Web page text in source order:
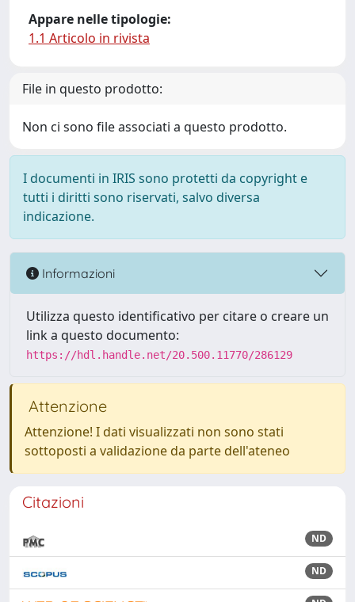
Appare nelle tipologie:
1.1 Articolo in rivista
File in questo prodotto:
Non ci sono file associati a questo prodotto.
I documenti in IRIS sono protetti da copyright e
tutti i diritti sono riservati, salvo diversa
indicazione.
Informazioni
Utilizza questo identificativo per citare o creare un
link a questo documento:
https://hdl.handle.net/20.500.11770/286129
Attenzione
Attenzione! I dati visualizzati non sono stati
sottoposti a validazione da parte dell'ateneo
Citazioni
ND
ND